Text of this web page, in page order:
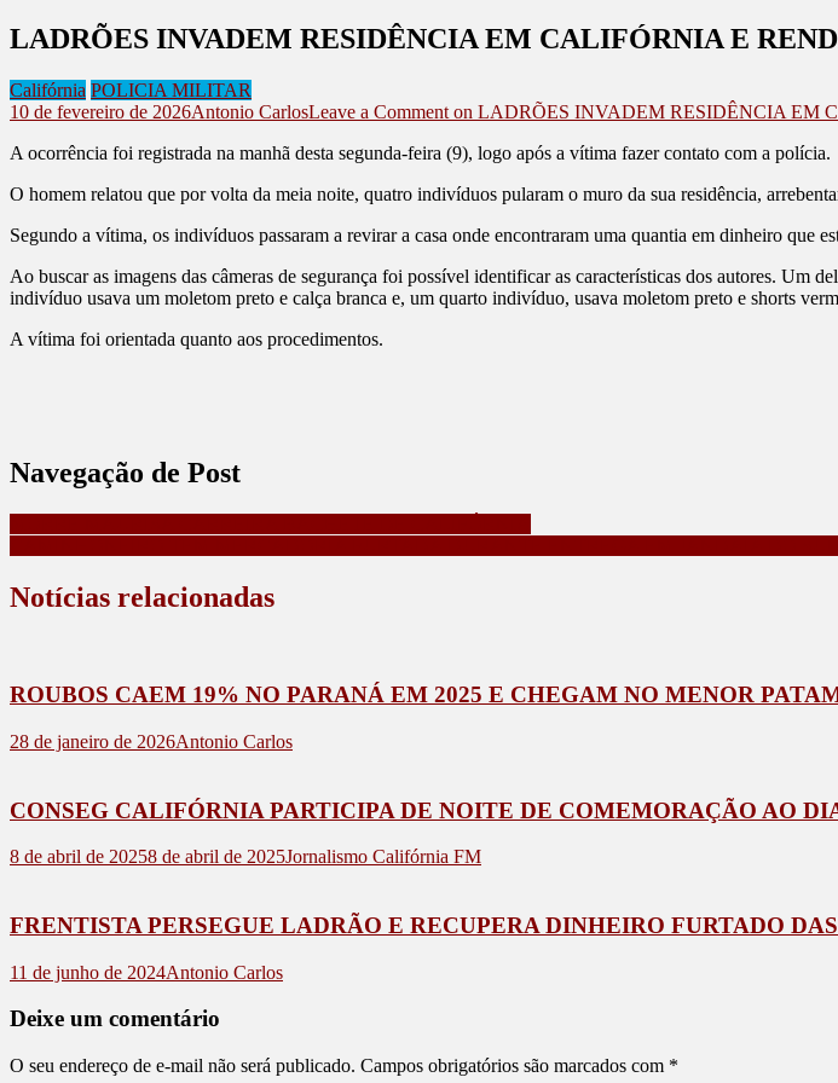
LADRÕES INVADEM RESIDÊNCIA EM CALIFÓRNIA E
Califórnia POLICIA MILITAR
10 de fevereiro de 2026Antonio CarlosLeave a Comment on LADRÕES INVADEM RESIDÊNCIA EM
A ocorrência foi registrada na manhã desta segunda-feira (9), logo após a vítima fazer contato com a polícia.
O homem relatou que por volta da meia noite, quatro indivíduos pularam o muro da sua residência,
Segundo a vítima, os indivíduos passaram a revirar a casa onde encontraram uma quantia em dinheiro que
Ao buscar as imagens das câmeras de segurança foi possível identificar as características dos autores. Um
indivíduo usava um moletom preto e calça branca e, um quarto indivíduo, usava moletom preto e shorts
A vítima foi orientada quanto aos procedimentos.
Navegação de Post
Notícias relacionadas
ROUBOS CAEM 19% NO PARANÁ EM 2025 E CHEGAM NO MENOR
28 de janeiro de 2026Antonio Carlos
CONSEG CALIFÓRNIA PARTICIPA DE NOITE DE COMEMORAÇÃO AO
8 de abril de 20258 de abril de 2025Jornalismo Califórnia FM
FRENTISTA PERSEGUE LADRÃO E RECUPERA DINHEIRO FURTADO
11 de junho de 2024Antonio Carlos
Deixe um comentário
O seu endereço de e-mail não será publicado. Campos obrigatórios são marcados com *